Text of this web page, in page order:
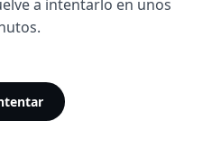
a intentarlo en unos